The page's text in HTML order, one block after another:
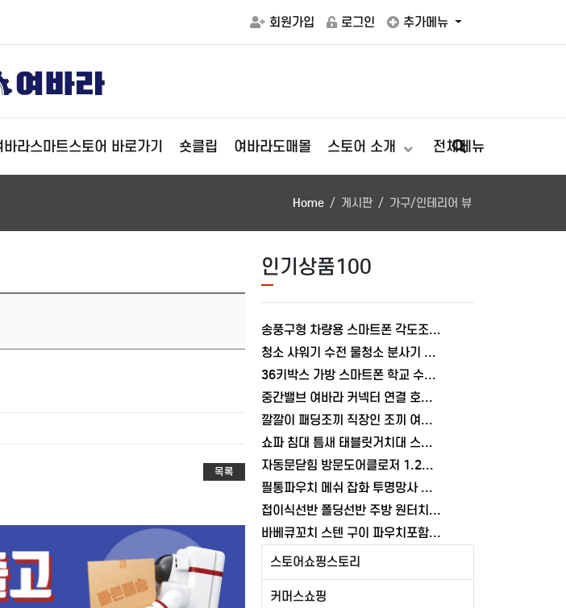
회원가입 로그인 추가메뉴
바라스마트스토어 바로가기 숏클립 여바라도매몰 스토어 소개 전체메뉴
Home 게시판 가구/인테리어 뷰
목록
인기상품100
송풍구형 차량용 스마트폰 각도조절 충전거치대 폴드거치대 여바라
청소 샤워기 수전 물청소 분사기 베란다 미니건 욕실 변기 세트 여바라
36키박스 가방 스마트폰 학교 수거함 보관함 케이스 휴대폰 학원 여바라
중간밸브 여바라 커넥터 연결 호스 배관 물호스 원터치 부속 잠금 어댑터
깔깔이 패딩조끼 직장인 조끼 여바라 보온 남녀공용 얇은 패딩 정장 경량
쇼파 침대 틈새 태블릿거치대 스탠드 핸드폰거치대 360도 회전 각도조절
자동문닫힘 방문도어클로저 1.2mm 무타공 와이어 미닫이 슬라이딩 열림방지 중문
필통파우치 메쉬 잡화 투명망사 심플 화장품 여바라
접이식선반 폴딩선반 주방 원터치 여바라 4단, 이동식 베란다 팬트리 72x34x126.5cm, 수납 블랙
바베큐꼬치 스텐 구이 파우치포함 양꼬치 쇠꼬챙이 보관 캠핑 세트 10개
스토어쇼핑스토리
커머스쇼핑